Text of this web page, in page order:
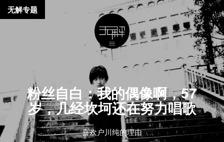
粉丝自白：我的偶像啊，57
岁，几经坎坷还在努力唱歌
喜欢户川纯的理由
无解专题